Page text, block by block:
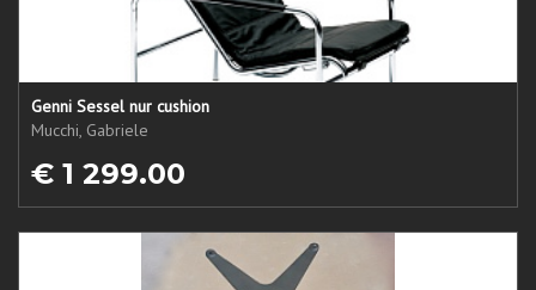
Genni Sessel nur cushion
Mucchi, Gabriele
€ 1 299.00